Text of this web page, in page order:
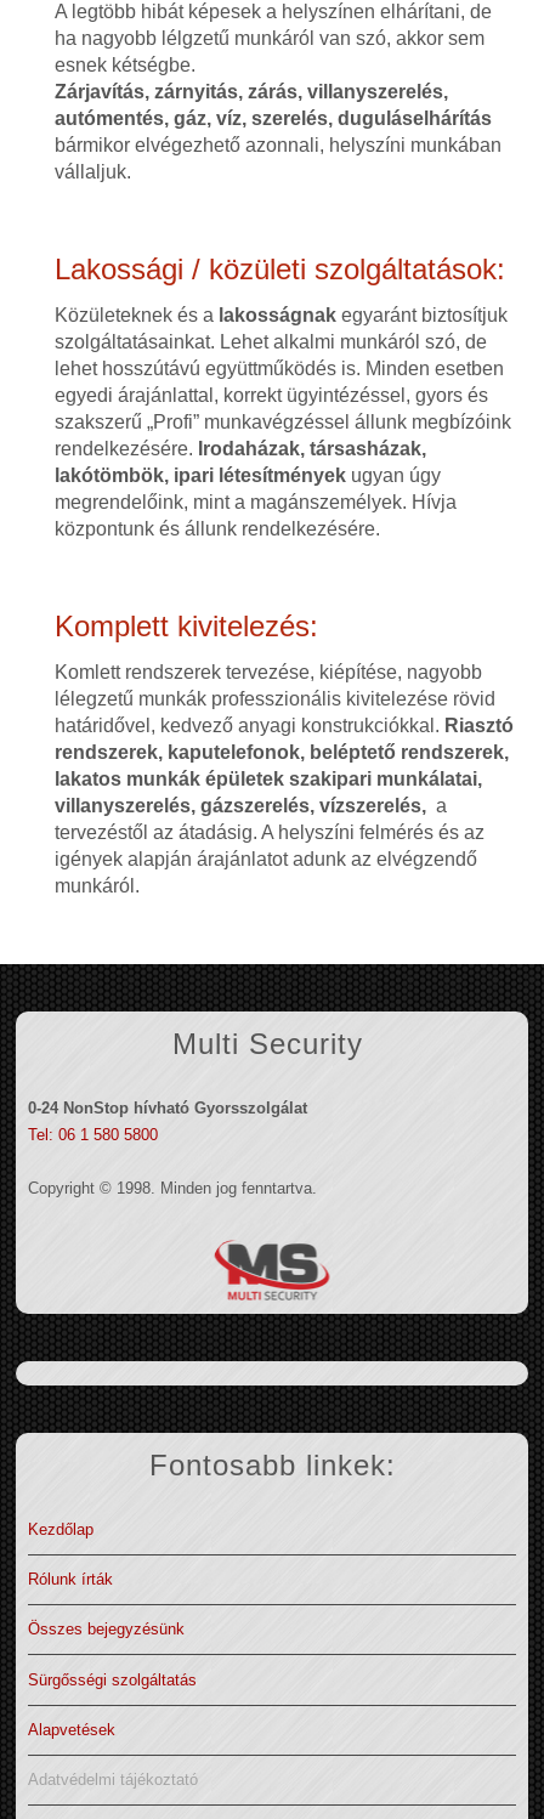
A legtöbb hibát képesek a helyszínen elhárítani, de
ha nagyobb lélgzetű munkáról van szó, akkor sem
esnek kétségbe.
Zárjavítás, zárnyitás, zárás, villanyszerelés,
autómentés, gáz, víz, szerelés, duguláselhárítás
bármikor elvégezhető azonnali, helyszíni munkában
vállaljuk.
Lakossági / közületi szolgáltatások:
Közületeknek és a lakosságnakegyaránt biztosítjuk
szolgáltatásainkat. Lehet alkalmi munkáról szó, de
lehet hosszútávú együttműködés is. Minden esetben
egyedi árajánlattal, korrekt ügyintézéssel, gyors és
szakszerű „Profi” munkavégzéssel állunk megbízóink
rendelkezésére. Irodaházak, társasházak,
lakótömbök, ipari létesítményekugyan úgy
megrendelőink, mint a magánszemélyek. Hívja
központunk és állunk rendelkezésére.
Komplett kivitelezés:
Komlett rendszerek tervezése, kiépítése, nagyobb
lélegzetű munkák professzionális kivitelezése rövid
határidővel, kedvező anyagi konstrukciókkal. Riasztó
rendszerek, kaputelefonok, beléptető rendszerek,
lakatos munkák épületek szakipari munkálatai,
villanyszerelés, gázszerelés, vízszerelés,a
tervezéstől az átadásig. A helyszíni felmérés és az
igények alapján árajánlatot adunk az elvégzendő
munkáról.
Multi Security
0-24 NonStop hívható Gyorsszolgálat
Tel: 06 1 580 5800
Copyright © 1998. Minden jog fenntartva.
Fontosabb linkek:
Kezdőlap
Rólunk írták
Összes bejegyzésünk
Sürgősségi szolgáltatás
Alapvetések
Adatvédelmi tájékoztató